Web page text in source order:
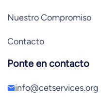
Nuestro Compromiso
Contacto
Ponte en contacto
info@cetservices.org